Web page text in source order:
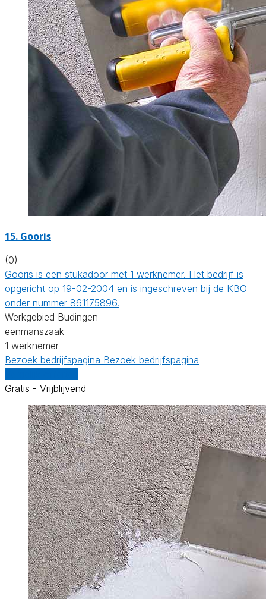
15. Gooris
(0)
Gooris is een stukadoor met 1 werknemer. Het bedrijf is
opgericht op 19-02-2004 en is ingeschreven bij de KBO
onder nummer 861175896.
Werkgebied Budingen
eenmanszaak
1 werknemer
Bezoek bedrijfspagina Bezoek bedrijfspagina
Gratis - Vrijblijvend